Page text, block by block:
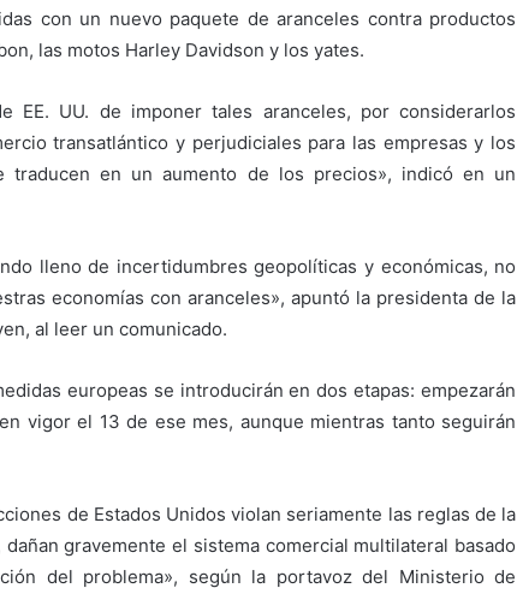
con un nuevo paquete de aranceles contra productos
las motos Harley Davidson y los yates.
EE. UU. de imponer tales aranceles, por considerarlos
transatlántico y perjudiciales para las empresas y los
traducen en un aumento de los precios», indicó en un
lleno de incertidumbres geopolíticas y económicas, no
economías con aranceles», apuntó la presidenta de la
al leer un comunicado.
europeas se introducirán en dos etapas: empezarán
vigor el 13 de ese mes, aunque mientras tanto seguirán
de Estados Unidos violan seriamente las reglas de la
gravemente el sistema comercial multilateral basado
del problema», según la portavoz del Ministerio de